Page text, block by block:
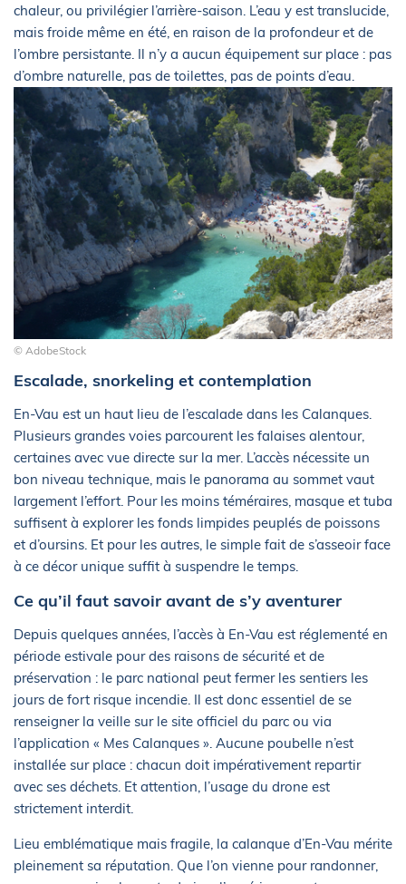
chaleur, ou privilégier l’arrière-saison. L’eau y est translucide,
mais froide même en été, en raison de la profondeur et de
l’ombre persistante. Il n’y a aucun équipement sur place : pas
d’ombre naturelle, pas de toilettes, pas de points d’eau.
© AdobeStock
Escalade, snorkeling et contemplation
En-Vau est un haut lieu de l’escalade dans les Calanques.
Plusieurs grandes voies parcourent les falaises alentour,
certaines avec vue directe sur la mer. L’accès nécessite un
bon niveau technique, mais le panorama au sommet vaut
largement l’effort. Pour les moins téméraires, masque et tuba
suffisent à explorer les fonds limpides peuplés de poissons
et d’oursins. Et pour les autres, le simple fait de s’asseoir face
à ce décor unique suffit à suspendre le temps.
Ce qu’il faut savoir avant de s’y aventurer
Depuis quelques années, l’accès à En-Vau est réglementé en
période estivale pour des raisons de sécurité et de
préservation : le parc national peut fermer les sentiers les
jours de fort risque incendie. Il est donc essentiel de se
renseigner la veille sur le site officiel du parc ou via
l’application « Mes Calanques ». Aucune poubelle n’est
installée sur place : chacun doit impérativement repartir
avec ses déchets. Et attention, l’usage du drone est
strictement interdit.
Lieu emblématique mais fragile, la calanque d’En-Vau mérite
pleinement sa réputation. Que l’on vienne pour randonner,